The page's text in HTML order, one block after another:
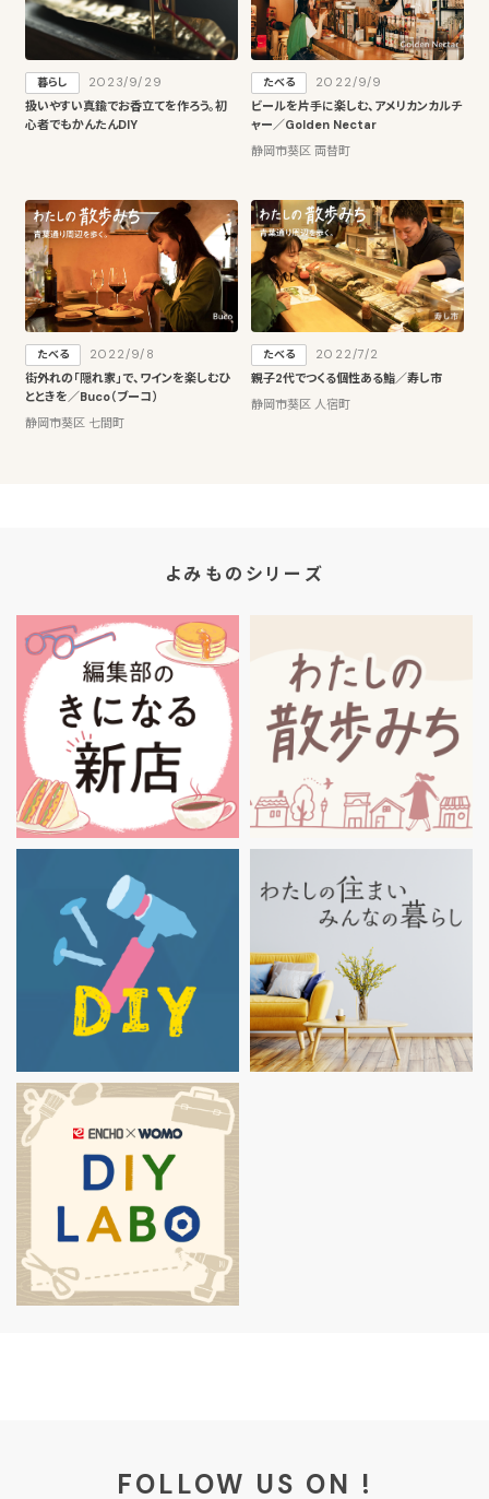
暮らし
2023/9/29
扱いやすい真鍮でお香立てを作ろう。初
心者でもかんたんDIY
たべる
2022/9/9
ビールを片手に楽しむ、アメリカンカルチ
ャー／Golden Nectar
静岡市葵区 両替町
たべる
2022/9/8
街外れの「隠れ家」で、ワインを楽しむひ
とときを／Buco（ブーコ）
静岡市葵区 七間町
たべる
2022/7/2
親子2代でつくる個性ある鮨／寿し市
静岡市葵区 人宿町
よみものシリーズ
FOLLOW US ON !